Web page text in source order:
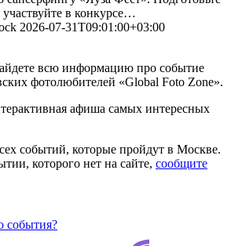
в конкурсе…
2026-07-31T09:01:00+03:00
всю информацию про событие
фотолюбителей «Global Foto Zone».
афиша самых интересных
событий, которые пройдут в Москве.
которого нет на сайте, сообщите
события?